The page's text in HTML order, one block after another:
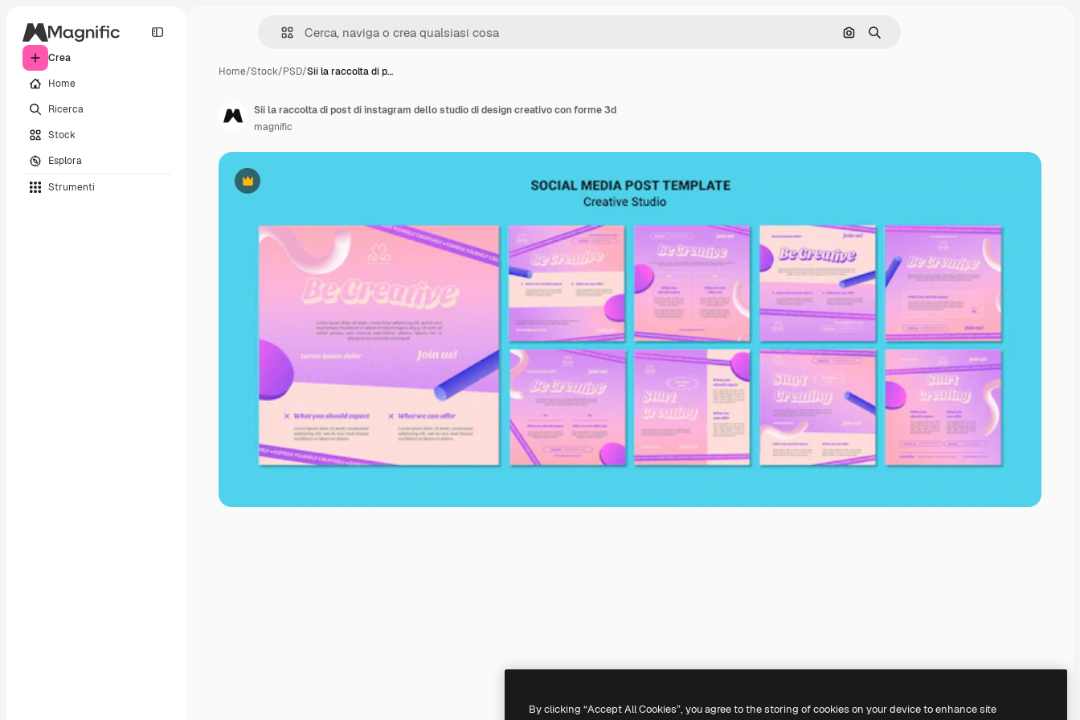
Crea
Home
Ricerca
Stock
Esplora
Strumenti
Cerca per immagine
Ricerca
Home/Stock/PSD/Sii la raccolta di p…
Premium
Sii la raccolta di post di instagram dello studio di design creativo con forme 3d
magnific
By clicking “Accept All Cookies”, you agree to the storing of cookies on your device to enhance site